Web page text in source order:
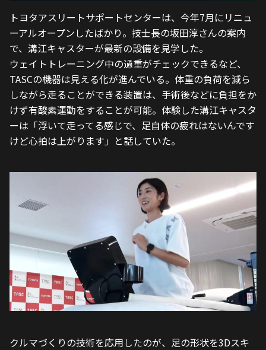
トヨタアスリートサポートセンターは、今年7月にリニュ
ーアルオープンしたばかり。技士長の坂田淳さんの案内
で、溝江キャスターが最新の設備を見学した。
ウェイトトレーニング中の過重がチェックできるなど、
TASCの機器は見える化が進んでいる。体重の負荷を減ら
しながら走ることができる装置は、手術後などに負担をか
けず有酸素運動をすることが可能。体験した溝江キャスタ
ーは「浮いて走ってる感じで、足自体の疲れはないんです
けど心拍は上がります」と話していた。
クルマづくりの技術を応用したのが、足の形状を3Dスキ